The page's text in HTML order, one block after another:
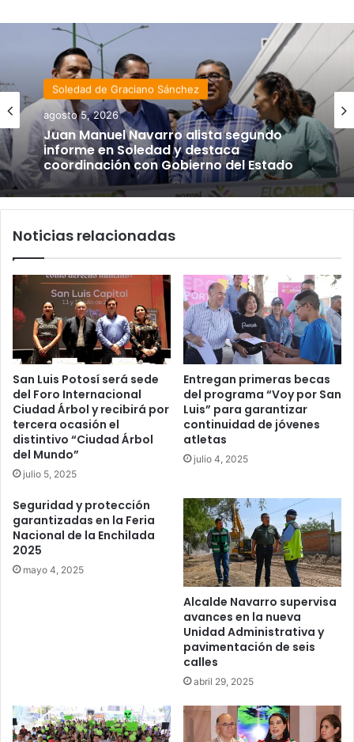
Soledad de Graciano Sánchez
agosto 5, 2026
Juan Manuel Navarro alista segundo
informe en Soledad y destaca
coordinación con Gobierno del Estado
Noticias relacionadas
San Luis Potosí será sede
del Foro Internacional
Ciudad Árbol y recibirá por
tercera ocasión el
distintivo “Ciudad Árbol
del Mundo”
julio 5, 2025
Entregan primeras becas
del programa “Voy por San
Luis” para garantizar
continuidad de jóvenes
atletas
julio 4, 2025
Seguridad y protección
garantizadas en la Feria
Nacional de la Enchilada
2025
mayo 4, 2025
Alcalde Navarro supervisa
avances en la nueva
Unidad Administrativa y
pavimentación de seis
calles
abril 29, 2025